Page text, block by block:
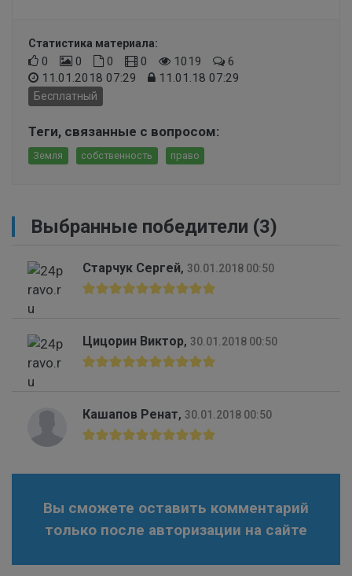
Статистика материала:
0 0 0 0 1019
6
11.01.2018 07:29
11.01.18 07:29
Бесплатный
Теги, связанные с вопросом:
Земля собственность право
Выбранные победители (3)
Старчук Сергей, 30.01.2018 00:50
Цицорин Виктор, 30.01.2018 00:50
Кашапов Ренат, 30.01.2018 00:50
Вы сможете оставить комментарий
только после авторизации на сайте